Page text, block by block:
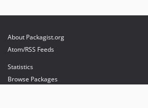
About Packagist.org
Atom/RSS Feeds
Statistics
Browse Packages